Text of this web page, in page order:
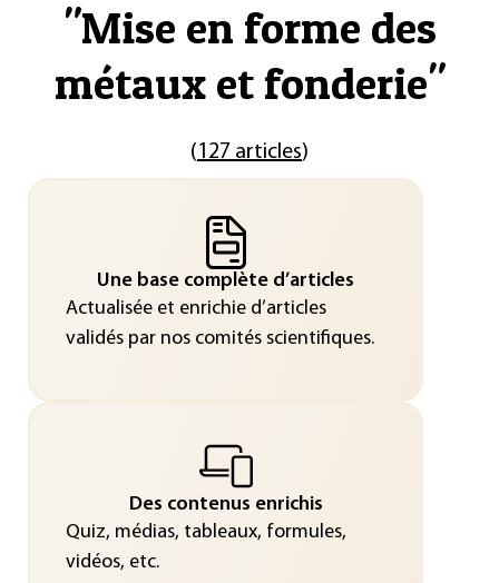
"Mise en forme des
métaux et fonderie"
(127 articles)
Une base complète d’articles
Actualisée et enrichie d’articles
validés par nos comités scientifiques.
Des contenus enrichis
Quiz, médias, tableaux, formules,
vidéos, etc.